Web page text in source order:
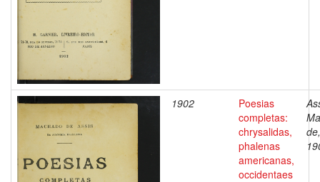
1902
Poesias
completas:
chrysalidas,
phalenas
americanas,
occidentaes